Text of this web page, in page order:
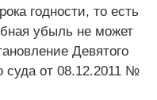
годности, то есть
убыль не может
Девятого
суда от 08.12.2011 №